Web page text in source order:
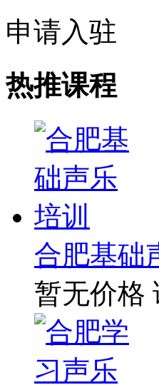
申请入驻
热推课程
合肥基础
暂无价格